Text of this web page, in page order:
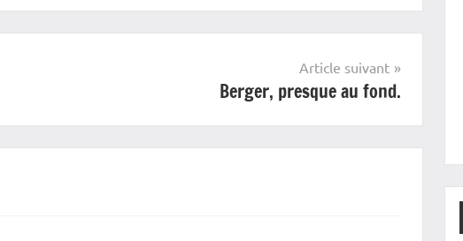
Article suivant
Berger, presque au fond.